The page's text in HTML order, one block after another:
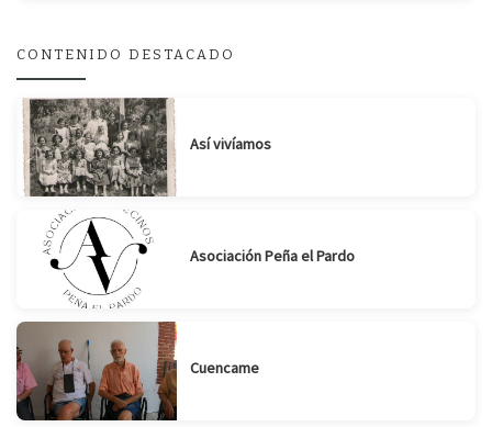
CONTENIDO DESTACADO
Así vivíamos
Asociación Peña el Pardo
Cuencame
Suscribirse